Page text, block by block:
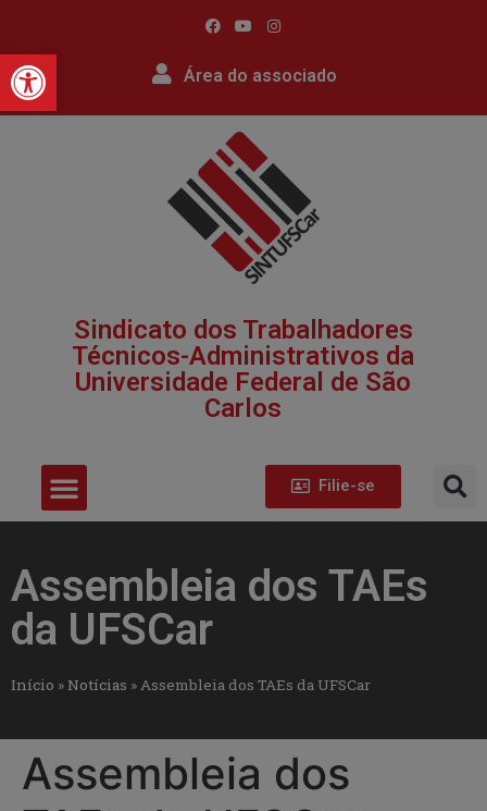
Barra de Ferramentas
Área do associado
Sindicato dos Trabalhadores
Técnicos-Administrativos da
Universidade Federal de São
Carlos​
Filie-se
Assembleia dos TAEs
da UFSCar
Início »Notícias »Assembleia dos TAEs da UFSCar
Assembleia dos